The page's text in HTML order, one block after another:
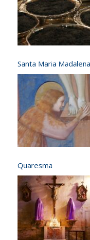
Santa Maria Madalena
Quaresma